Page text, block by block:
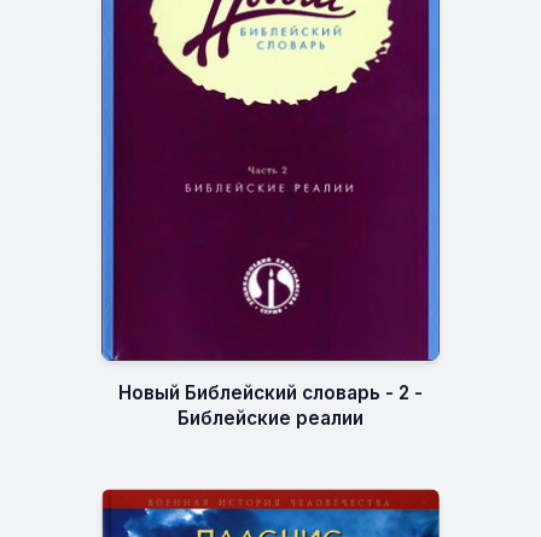
Новый Библейский словарь - 2 -
Библейские реалии